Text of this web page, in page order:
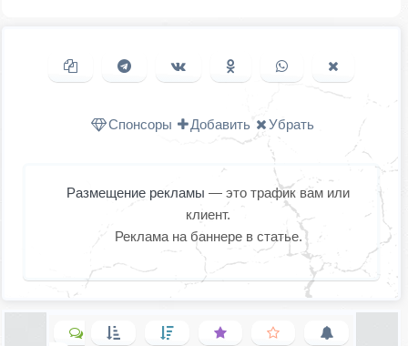
Копировать ссылкуПоделиться в Telegram
Поделиться ВКонтакте
Поделиться в
Одноклассниках
Поделиться в
WhatsAppв X
Спонсоры Добавить Убрать
Размещение рекламы — это трафик вам или
клиент.
Реклама на баннере в статье.